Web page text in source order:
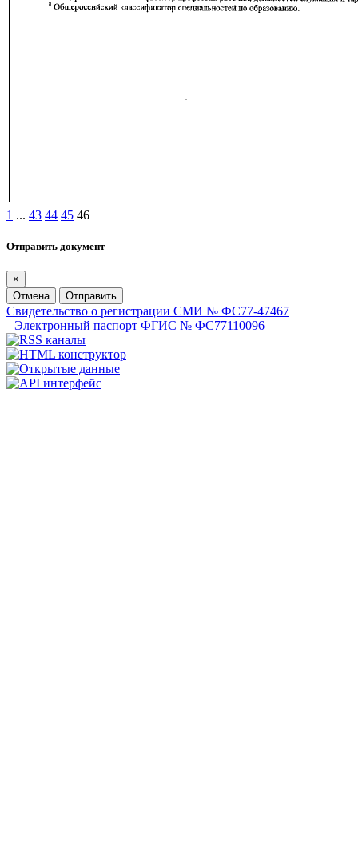
1 ... 43 44 45 46
Отправить документ
×
Отмена
Отправить
Свидетельство о регистрации СМИ № ФС77-47467
Электронный паспорт ФГИС № ФС77110096